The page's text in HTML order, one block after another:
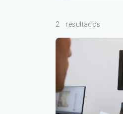
2 resultados